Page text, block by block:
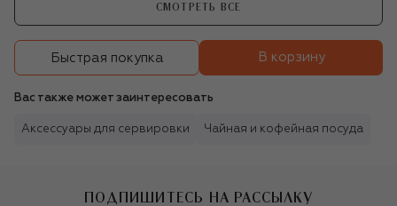
СМОТРЕТЬ ВСЕ
Быстрая покупка В корзину
Вас также может заинтересовать
Аксессуары для сервировки Чайная и кофейная посуда
ПОДПИШИТЕСЬ НА РАССЫЛКУ